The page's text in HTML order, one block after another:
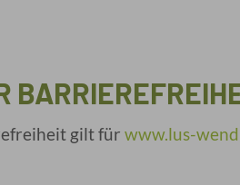
gilt für www.lus-